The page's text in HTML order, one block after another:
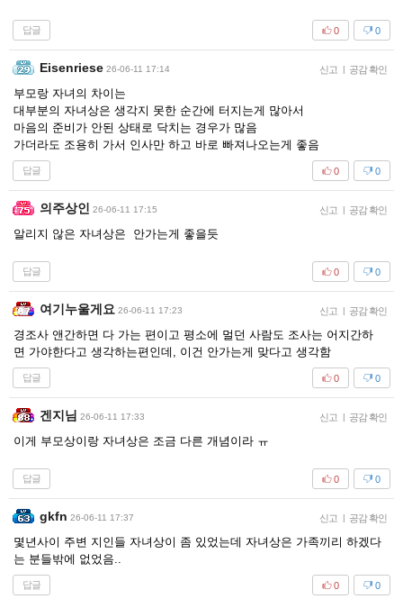
답글 0
0
Eisenriese 26-06-11 17:14 신고 | 공감 확인
부모랑 자녀의 차이는
대부분의 자녀상은 생각지 못한 순간에 터지는게 많아서
마음의 준비가 안된 상태로 닥치는 경우가 많음
가더라도 조용히 가서 인사만 하고 바로 빠져나오는게 좋음
답글 0
0
의주상인 26-06-11 17:15 신고 | 공감 확인
알리지 않은 자녀상은 안가는게 좋을듯
답글 0
0
여기누울게요 26-06-11 17:23 신고 | 공감 확인
경조사 앤간하면 다 가는 편이고 평소에 멀던 사람도 조사는 어지간하
면 가야한다고 생각하는편인데, 이건 안가는게 맞다고 생각함
답글 0
0
겐지님 26-06-11 17:33 신고 | 공감 확인
이게 부모상이랑 자녀상은 조금 다른 개념이라 ㅠ
답글 0
0
gkfn 26-06-11 17:37 신고 | 공감 확인
몇년사이 주변 지인들 자녀상이 좀 있었는데 자녀상은 가족끼리 하겠다
는 분들밖에 없었음..
답글 0
0